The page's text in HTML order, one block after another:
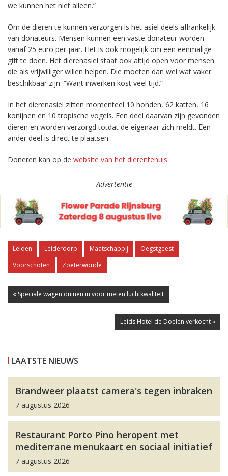
we kunnen het niet alleen.”
Om de dieren te kunnen verzorgen is het asiel deels afhankelijk
van donateurs. Mensen kunnen een vaste donateur worden
vanaf 25 euro per jaar. Het is ook mogelijk om een eenmalige
gift te doen. Het dierenasiel staat ook altijd open voor mensen
die als vrijwilliger willen helpen. Die moeten dan wel wat vaker
beschikbaar zijn. “Want inwerken kost veel tijd.”
In het dierenasiel zitten momenteel 10 honden, 62 katten, 16
konijnen en 10 tropische vogels. Een deel daarvan zijn gevonden
dieren en worden verzorgd totdat de eigenaar zich meldt. Een
ander deel is direct te plaatsen.
Doneren kan op de website van het dierentehuis.
Advertentie
Leiden Leiderdorp Maatschappij
Oegstgeest
Voorschoten
Zoeterwoude
« Speciale wagen duinen in voor meten luchtkwaliteit
Leids Hotel de Doelen verkocht »
LAATSTE NIEUWS
Brandweer plaatst camera's tegen inbraken
7 augustus 2026
Restaurant Porto Pino heropent met
mediterrane menukaart en sociaal initiatief
7 augustus 2026